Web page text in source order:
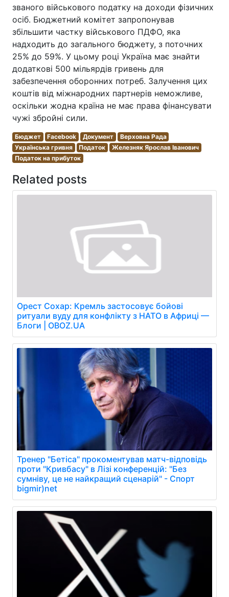
званого військового податку на доходи фізичних
осіб. Бюджетний комітет запропонував
збільшити частку військового ПДФО, яка
надходить до загального бюджету, з поточних
25% до 59%. У цьому році Україна має знайти
додаткові 500 мільярдів гривень для
забезпечення оборонних потреб. Залучення цих
коштів від міжнародних партнерів неможливе,
оскільки жодна країна не має права фінансувати
чужі збройні сили.
Бюджет Facebook Документ
Верховна Рада
Українська гривня
Податок
Железняк Ярослав Іванович
Податок на прибуток
Related posts
Орест Сохар: Кремль застосовує бойові
ритуали вуду для конфлікту з НАТО в Африці —
Блоги | OBOZ.UA
Тренер "Бетіса" прокоментував матч-відповідь
проти "Кривбасу" в Лізі конференцій: "Без
сумніву, це не найкращий сценарій" - Спорт
bigmir)net